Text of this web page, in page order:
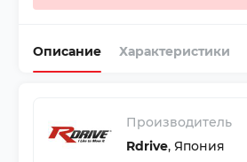
Описание Характеристики
Производитель
Rdrive, Япония